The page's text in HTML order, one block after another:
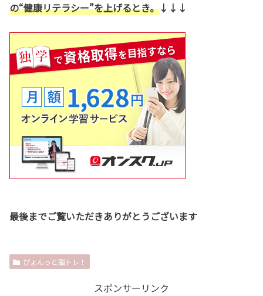
の“健康リテラシー”を上げるとき。↓↓↓
最後までご覧いただきありがとうございます
ぴょんっと脳トレ！
スポンサーリンク